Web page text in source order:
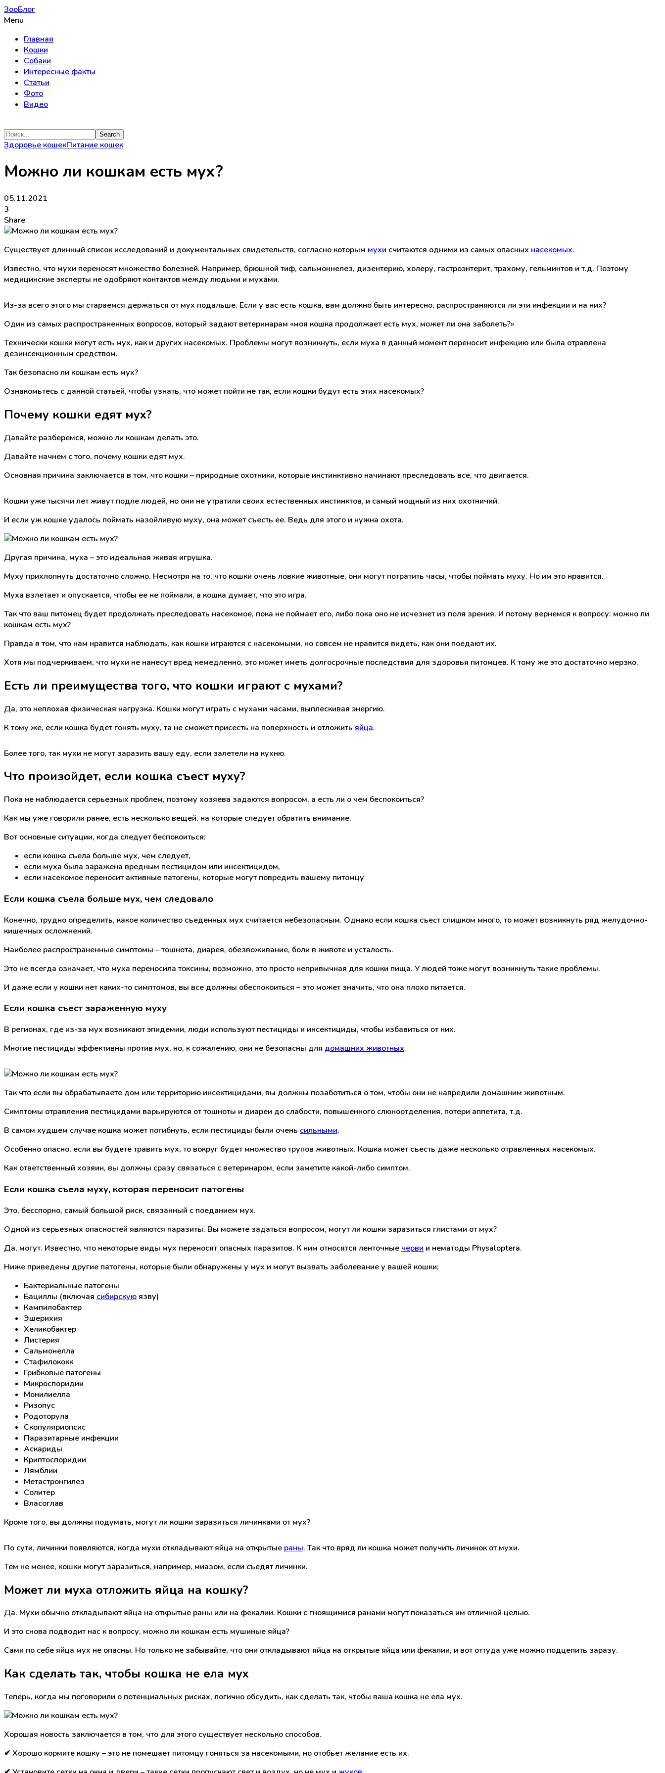
ЗооБлог
Menu
Главная
Кошки
Собаки
Интересные факты
Статьи
Фото
Видео
Здоровье кошекПитание кошек
Можно ли кошкам есть мух?
05.11.2021
3
Share
Существует длинный список исследований и документальных свидетельств, согласно которым мухи считаются одними из самых опасных насекомых.
Известно, что мухи переносят множество болезней. Например, брюшной тиф, сальмоннелез, дизентерию, холеру, гастроэнтерит, трахому, гельминтов и т.д. Поэтому
медицинские эксперты не одобряют контактов между людьми и мухами.
Из-за всего этого мы стараемся держаться от мух подальше. Если у вас есть кошка, вам должно быть интересно, распространяются ли эти инфекции и на них?
Один из самых распространенных вопросов, который задают ветеринарам «моя кошка продолжает есть мух, может ли она заболеть?»
Технически кошки могут есть мух, как и других насекомых. Проблемы могут возникнуть, если муха в данный момент переносит инфекцию или была отравлена
дезинсекционным средством.
Так безопасно ли кошкам есть мух?
Ознакомьтесь с данной статьей, чтобы узнать, что может пойти не так, если кошки будут есть этих насекомых?
Почему кошки едят мух?
Давайте разберемся, можно ли кошкам делать это.
Давайте начнем с того, почему кошки едят мух.
Основная причина заключается в том, что кошки – природные охотники, которые инстинктивно начинают преследовать все, что двигается.
Кошки уже тысячи лет живут подле людей, но они не утратили своих естественных инстинктов, и самый мощный из них охотничий.
И если уж кошке удалось поймать назойливую муху, она может съесть ее. Ведь для этого и нужна охота.
Другая причина, муха – это идеальная живая игрушка.
Муху прихлопнуть достаточно сложно. Несмотря на то, что кошки очень ловкие животные, они могут потратить часы, чтобы поймать муху. Но им это нравится.
Муха взлетает и опускается, чтобы ее не поймали, а кошка думает, что это игра.
Так что ваш питомец будет продолжать преследовать насекомое, пока не поймает его, либо пока оно не исчезнет из поля зрения. И потому вернемся к вопросу: можно ли
кошкам есть мух?
Правда в том, что нам нравится наблюдать, как кошки играются с насекомыми, но совсем не нравится видеть, как они поедают их.
Хотя мы подчеркиваем, что мухи не нанесут вред немедленно, это может иметь долгосрочные последствия для здоровья питомцев. К тому же это достаточно мерзко.
Есть ли преимущества того, что кошки играют с мухами?
Да, это неплохая физическая нагрузка. Кошки могут играть с мухами часами, выплескивая энергию.
К тому же, если кошка будет гонять муху, та не сможет присесть на поверхность и отложить яйца.
Более того, так мухи не могут заразить вашу еду, если залетели на кухню.
Что произойдет, если кошка съест муху?
Пока не наблюдается серьезных проблем, поэтому хозяева задаются вопросом, а есть ли о чем беспокоиться?
Как мы уже говорили ранее, есть несколько вещей, на которые следует обратить внимание.
Вот основные ситуации, когда следует беспокоиться:
если кошка съела больше мух, чем следует,
если муха была заражена вредным пестицидом или инсектицидом,
если насекомое переносит активные патогены, которые могут повредить вашему питомцу
Если кошка съела больше мух, чем следовало
Конечно, трудно определить, какое количество съеденных мух считается небезопасным. Однако если кошка съест слишком много, то может возникнуть ряд желудочно-
кишечных осложнений.
Наиболее распространенные симптомы – тошнота, диарея, обезвоживание, боли в животе и усталость.
Это не всегда означает, что муха переносила токсины, возможно, это просто непривычная для кошки пища. У людей тоже могут возникнуть такие проблемы.
И даже если у кошки нет каких-то симптомов, вы все должны обеспокоиться – это может значить, что она плохо питается.
Если кошка съест зараженную муху
В регионах, где из-за мух возникают эпидемии, люди используют пестициды и инсектициды, чтобы избавиться от них.
Многие пестициды эффективны против мух, но, к сожалению, они не безопасны для домашних животных.
Так что если вы обрабатываете дом или территорию инсектицидами, вы должны позаботиться о том, чтобы они не навредили домашним животным.
Симптомы отравления пестицидами варьируются от тошноты и диареи до слабости, повышенного слюноотделения, потери аппетита, т.д.
В самом худшем случае кошка может погибнуть, если пестициды были очень сильными.
Особенно опасно, если вы будете травить мух, то вокруг будет множество трупов животных. Кошка может съесть даже несколько отравленных насекомых.
Как ответственный хозяин, вы должны сразу связаться с ветеринаром, если заметите какой-либо симптом.
Если кошка съела муху, которая переносит патогены
Это, бесспорно, самый большой риск, связанный с поеданием мух.
Одной из серьезных опасностей являются паразиты. Вы можете задаться вопросом, могут ли кошки заразиться глистами от мух?
Да, могут. Известно, что некоторые виды мух переносят опасных паразитов. К ним относятся ленточные черви и нематоды Physaloptera.
Ниже приведены другие патогены, которые были обнаружены у мух и могут вызвать заболевание у вашей кошки;
Бактериальные патогены
Бациллы (включая сибирскую язву)
Кампилобактер
Эшерихия
Хеликобактер
Листерия
Сальмонелла
Стафилококк
Грибковые патогены
Микроспоридии
Монилиелла
Ризопус
Родоторула
Скопуляриопсис
Паразитарные инфекции
Аскариды
Криптоспоридии
Лямблии
Метастронгилез
Солитер
Власоглав
Кроме того, вы должны подумать, могут ли кошки заразиться личинками от мух?
По сути, личинки появляются, когда мухи откладывают яйца на открытые раны. Так что вряд ли кошка может получить личинок от мухи.
Тем не менее, кошки могут заразиться, например, миазом, если съедят личинки.
Может ли муха отложить яйца на кошку?
Да. Мухи обычно откладывают яйца на открытые раны или на фекалии. Кошки с гноящимися ранами могут показаться им отличной целью.
И это снова подводит нас к вопросу, можно ли кошкам есть мушиные яйца?
Сами по себе яйца мух не опасны. Но только не забывайте, что они откладывают яйца на открытые яйца или фекалии, и вот оттуда уже можно подцепить заразу.
Как сделать так, чтобы кошка не ела мух
Теперь, когда мы поговорили о потенциальных рисках, логично обсудить, как сделать так, чтобы ваша кошка не ела мух.
Хорошая новость заключается в том, что для этого существует несколько способов.
✔ Хорошо кормите кошку – это не помешает питомцу гоняться за насекомыми, но отобьет желание есть их.